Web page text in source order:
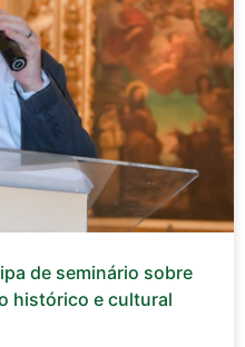
de seminário sobre
histórico e cultural